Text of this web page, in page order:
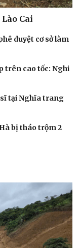
thời sự
yêu
Cai
duyệt cơ sở làm
trên cao tốc: Nghi
sĩ tại Nghĩa trang
bị tháo trộm 2